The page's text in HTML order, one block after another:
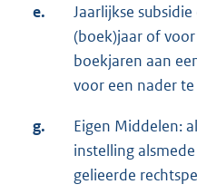
e.
Jaarlijkse
(boek)jaar of
boekjaren aan
voor een nader
g.
Eigen Middelen:
instelling
gelieerde